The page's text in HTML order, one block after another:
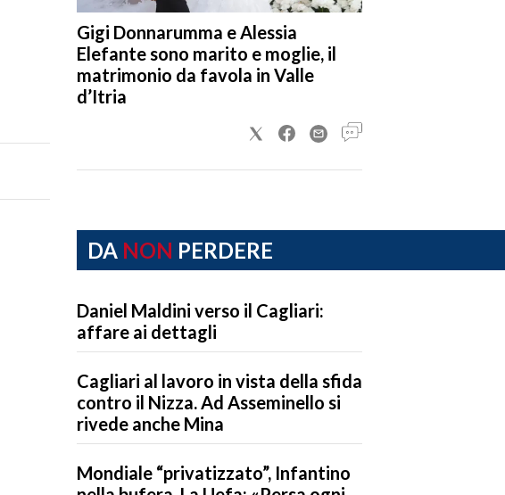
Gigi Donnarumma e Alessia
Elefante sono marito e moglie, il
matrimonio da favola in Valle
d’Itria
DA NON PERDERE
Daniel Maldini verso il Cagliari:
affare ai dettagli
Cagliari al lavoro in vista della sfida
contro il Nizza. Ad Asseminello si
rivede anche Mina
Mondiale “privatizzato”, Infantino